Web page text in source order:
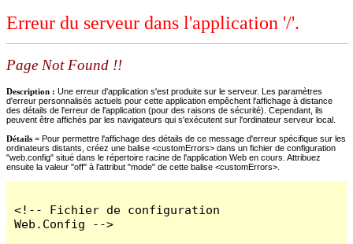
Erreur du serveur dans l'application '/'.
Page Not Found !!
Description : Une erreur d'application s'est produite sur le serveur. Les paramètres
d'erreur personnalisés actuels pour cette application empêchent l'affichage à distance
des détails de l'erreur de l'application (pour des raisons de sécurité). Cependant, ils
peuvent être affichés par les navigateurs qui s'exécutent sur l'ordinateur serveur local.
Détails = Pour permettre l'affichage des détails de ce message d'erreur spécifique sur les
ordinateurs distants, créez une balise <customErrors> dans un fichier de configuration
"web.config" situé dans le répertoire racine de l'application Web en cours. Attribuez
ensuite la valeur "off" à l'attribut "mode" de cette balise <customErrors>.
<!-- Fichier de configuration
Web.Config -->